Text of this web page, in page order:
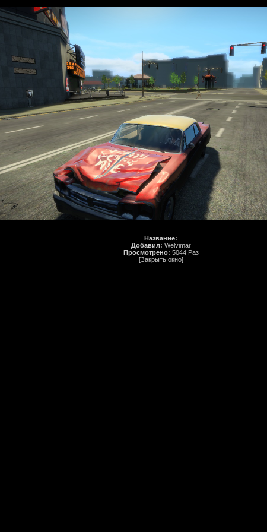
Название:
Добавил: Welvimar
Просмотрено: 5044 Раз
[Закрыть окно]